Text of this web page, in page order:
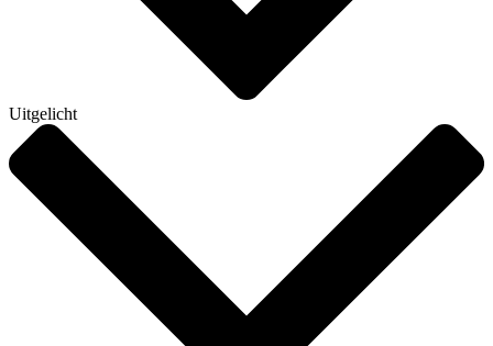
Uitgelicht